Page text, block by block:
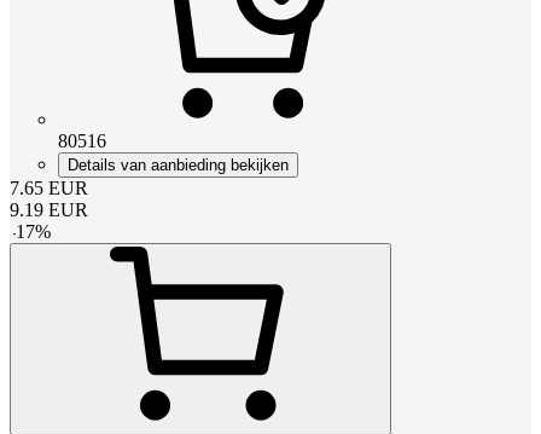
80516
Details van aanbieding bekijken
7.65 EUR
9.19 EUR
-17%